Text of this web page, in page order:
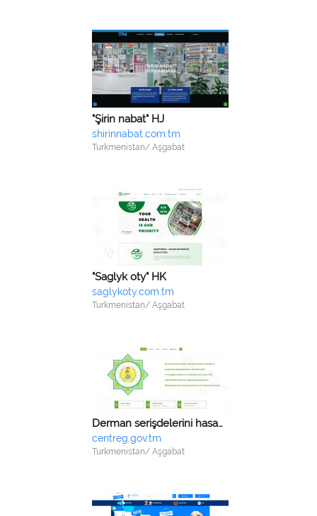
"Şirin nabat" HJ
shirinnabat.com.tm
Turkmenistan/ Aşgabat
"Saglyk oty" HK
saglykoty.com.tm
Turkmenistan/ Aşgabat
Derman serişdelerini hasaba alyş we olaryň hiline döwlet gözegçiligi merkezi
centreg.gov.tm
Turkmenistan/ Aşgabat